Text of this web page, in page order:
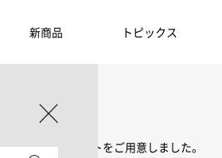
新商品 トピックス
参考に。
トスリーブセットをご用意しました。